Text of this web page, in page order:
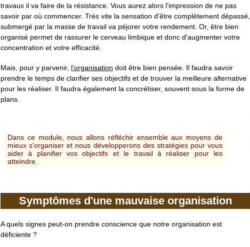
travaux il va faire de la résistance. Vous aurez alors l'impression de ne pas
savoir par où commencer. Très vite la sensation d'être complètement dépassé,
submergé par la masse de travail va péjorer votre rendement. Or, être bien
organisé permet de rassurer le cerveau limbique et donc d'augmenter votre
concentration et votre efficacité.
Mais, pour y parvenir, l'organisation doit être bien pensée. Il faudra savoir
prendre le temps de clarifier ses objectifs et de trouver la meilleure alternative
pour les réaliser. Il faudra également la concrétiser, souvent sous la forme de
plans.
Dans ce module, nous allons réfléchir ensemble aux moyens de
mieux s'organiser et nous développerons des stratégies pour vous
aider à planifier vos objectifs et le travail à réaliser pour les
atteindre.
Symptômes d'une mauvaise organisation
A quels signes peut-on prendre conscience que notre organisation est
déficiente ?